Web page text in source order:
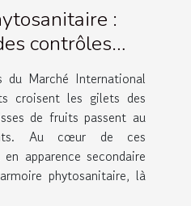
:
contrôles
à Rungis
du Marché International
croisent les gilets des
de fruits passent au
Au cœur de ces
apparence secondaire
phytosanitaire, là